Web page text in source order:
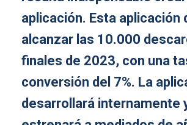
aplicación. Esta aplicación
alcanzar las 10.000
finales de 2023, con una
conversión del 7%. La
desarrollará internamente